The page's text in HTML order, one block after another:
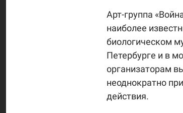
Арт-группа
наиболее
биологическом
Петербурге и в
организаторам
неоднократно
действия.